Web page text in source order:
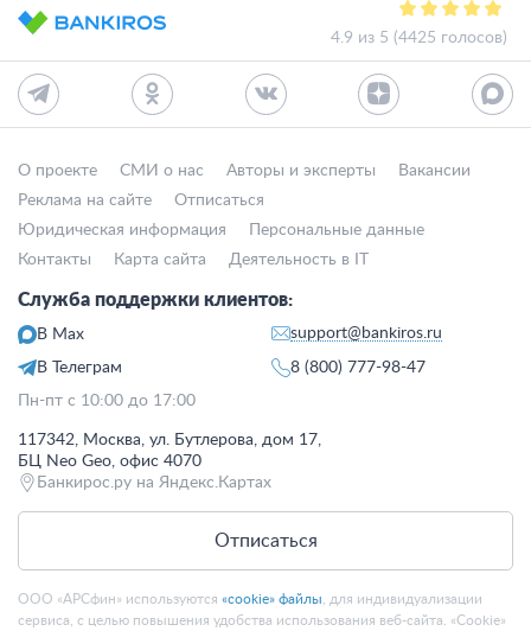
4.9 из 5 (4425 голосов)
О проекте СМИ о нас Авторы и эксперты
Вакансии
Реклама на сайте
Отписаться
Юридическая информация
Персональные данные
Контакты
Карта сайта Деятельность в IT
Служба поддержки клиентов:
В Max
В Телеграм
support@bankiros.ru
8 (800) 777-98-47
Пн-пт с 10:00 до 17:00
117342, Москва, ул. Бутлерова, дом 17,
БЦ Neo Geo, офис 4070
Банкирос.ру на Яндекс.Картах
Отписаться
ООО «АРСфин» используются «cookie» файлы , для индивидуализации
сервиса, с целью повышения удобства использования веб-сайта. «Cookie»